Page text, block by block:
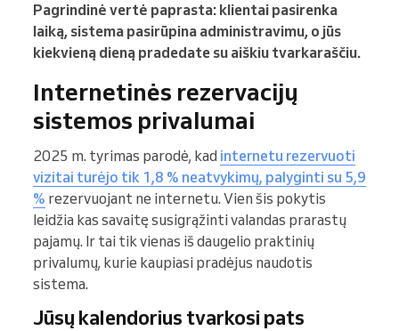
Pagrindinė vertė paprasta: klientai pasirenka
laiką, sistema pasirūpina administravimu, o jūs
kiekvieną dieną pradedate su aiškiu tvarkaraščiu.
Internetinės rezervacijų
sistemos privalumai
2025 m. tyrimas parodė, kad internetu rezervuoti
vizitai turėjo tik 1,8 % neatvykimų, palyginti su 5,9
% rezervuojant ne internetu. Vien šis pokytis
leidžia kas savaitę susigrąžinti valandas prarastų
pajamų. Ir tai tik vienas iš daugelio praktinių
privalumų, kurie kaupiasi pradėjus naudotis
sistema.
Jūsų kalendorius tvarkosi pats